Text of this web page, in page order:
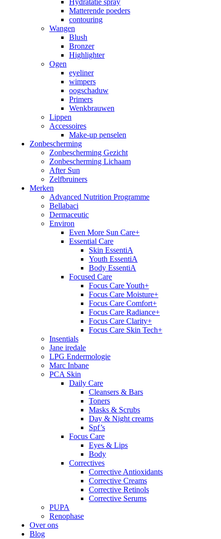
Hydratatie spray
Matterende poeders
contouring
Wangen
Blush
Bronzer
Highlighter
Ogen
eyeliner
wimpers
oogschaduw
Primers
Wenkbrauwen
Lippen
Accessoires
Make-up penselen
Zonbescherming
Zonbescherming Gezicht
Zonbescherming Lichaam
After Sun
Zelfbruiners
Merken
Advanced Nutrition Programme
Bellabaci
Dermaceutic
Environ
Even More Sun Care+
Essential Care
Skin EssentiA
Youth EssentiA
Body EssentiA
Focused Care
Focus Care Youth+
Focus Care Moisture+
Focus Care Comfort+
Focus Care Radiance+
Focus Care Clarity+
Focus Care Skin Tech+
Insentials
Jane iredale
LPG Endermologie
Marc Inbane
PCA Skin
Daily Care
Cleansers & Bars
Toners
Masks & Scrubs
Day & Night creams
Spf’s
Focus Care
Eyes & Lips
Body
Correctives
Corrective Antioxidants
Corrective Creams
Corrective Retinols
Corrective Serums
PUPA
Renophase
Over ons
Blog